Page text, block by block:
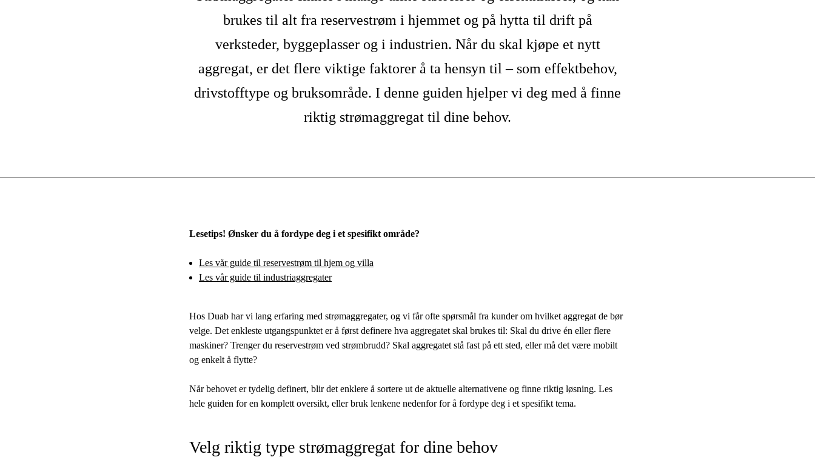
brukes til alt fra reservestrøm i hjemmet og på hytta til drift på
verksteder, byggeplasser og i industrien. Når du skal kjøpe et nytt
aggregat, er det flere viktige faktorer å ta hensyn til – som effektbehov,
drivstofftype og bruksområde. I denne guiden hjelper vi deg med å finne
riktig strømaggregat til dine behov.
Lesetips! Ønsker du å fordype deg i et spesifikt område?
Les vår guide til reservestrøm til hjem og villa
Les vår guide til industriaggregater
Hos Duab har vi lang erfaring med strømaggregater, og vi får ofte spørsmål fra kunder om hvilket aggregat de bør
velge. Det enkleste utgangspunktet er å først definere hva aggregatet skal brukes til: Skal du drive én eller flere
maskiner? Trenger du reservestrøm ved strømbrudd? Skal aggregatet stå fast på ett sted, eller må det være mobilt
og enkelt å flytte?
Når behovet er tydelig definert, blir det enklere å sortere ut de aktuelle alternativene og finne riktig løsning. Les
hele guiden for en komplett oversikt, eller bruk lenkene nedenfor for å fordype deg i et spesifikt tema.
Velg riktig type strømaggregat for dine behov